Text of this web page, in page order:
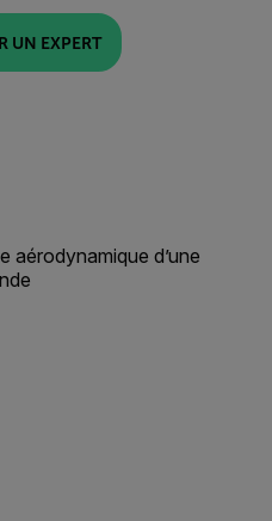
UN EXPERT
aérodynamique d’une